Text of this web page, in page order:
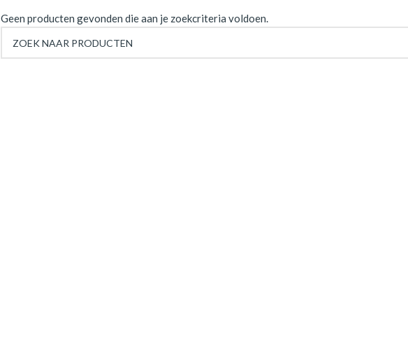
Geen producten gevonden die aan je zoekcriteria voldoen.